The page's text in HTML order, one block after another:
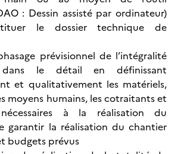
: Dessin assisté par ordinateur)
le dossier technique de
prévisionnel de l’intégralité
le détail en définissant
et qualitativement les matériels,
moyens humains, les cotraitants et
nécessaires à la réalisation du
garantir la réalisation du chantier
budgets prévus